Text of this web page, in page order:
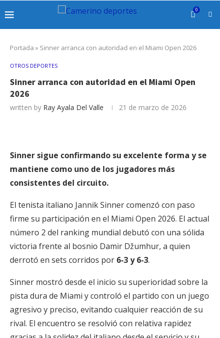
0
Portada » Sinner arranca con autoridad en el Miami Open 2026
OTROS DEPORTES
Sinner arranca con autoridad en el Miami Open
2026
written by Ray Ayala Del Valle 21 de marzo de 2026
Sinner sigue confirmando su excelente forma y se
mantiene como uno de los jugadores más
consistentes del circuito.
El tenista italiano Jannik Sinner comenzó con paso
firme su participación en el Miami Open 2026. El actual
número 2 del ranking mundial debutó con una sólida
victoria frente al bosnio Damir Džumhur, a quien
derrotó en sets corridos por 6-3 y 6-3.
Sinner mostró desde el inicio su superioridad sobre la
pista dura de Miami y controló el partido con un juego
agresivo y preciso, evitando cualquier reacción de su
rival. El encuentro se resolvió con relativa rapidez